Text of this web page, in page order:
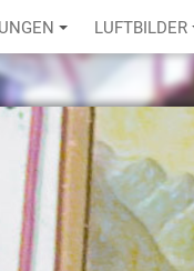
LUFTBILDER